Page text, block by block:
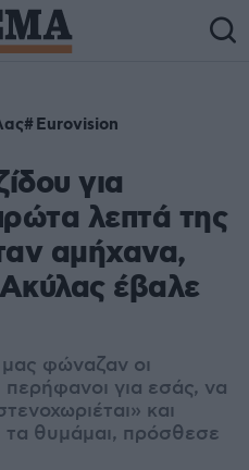
Eurovision
για
λεπτά της
αμήχανα,
έβαλε
φώναζαν οι
για εσάς, να
και
τα θυμάμαι, πρόσθεσε